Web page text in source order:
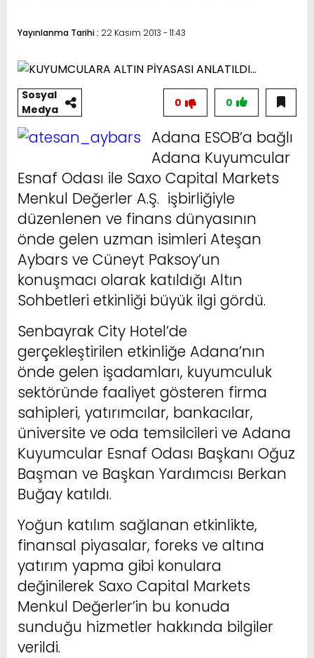
Yayınlanma Tarihi : 22 Kasım 2013 - 11:43
Sosyal
Medya
0
0
Adana ESOB’a bağlı
Adana Kuyumcular
Esnaf Odası ile Saxo Capital Markets
Menkul Değerler A.Ş. işbirliğiyle
düzenlenen ve finans dünyasının
önde gelen uzman isimleri Ateşan
Aybars ve Cüneyt Paksoy’un
konuşmacı olarak katıldığı Altın
Sohbetleri etkinliği büyük ilgi gördü.
Senbayrak City Hotel’de
gerçekleştirilen etkinliğe Adana’nın
önde gelen işadamları, kuyumculuk
sektöründe faaliyet gösteren firma
sahipleri, yatırımcılar, bankacılar,
üniversite ve oda temsilcileri ve Adana
Kuyumcular Esnaf Odası Başkanı Oğuz
Başman ve Başkan Yardımcısı Berkan
Buğay katıldı.
Yoğun katılım sağlanan etkinlikte,
finansal piyasalar, foreks ve altına
yatırım yapma gibi konulara
değinilerek Saxo Capital Markets
Menkul Değerler’in bu konuda
sunduğu hizmetler hakkında bilgiler
verildi.